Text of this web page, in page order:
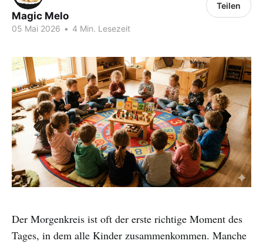
Magic Melo
05 Mai 2026 • 4 Min. Lesezeit
Teilen
Der Morgenkreis ist oft der erste richtige Moment des
Tages, in dem alle Kinder zusammenkommen. Manche